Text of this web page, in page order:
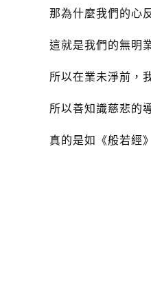
那為什麼我們的心
這就是我們的無明
所以在業未淨前，
所以善知識慈悲的
真的是如《般若經